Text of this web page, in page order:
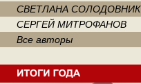
СВЕТЛАНА СОЛОДОВНИК
СЕРГЕЙ МИТРОФАНОВ
Все авторы